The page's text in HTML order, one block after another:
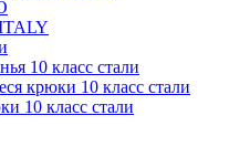
10 класс стали
крюки 10 класс стали
10 класс стали